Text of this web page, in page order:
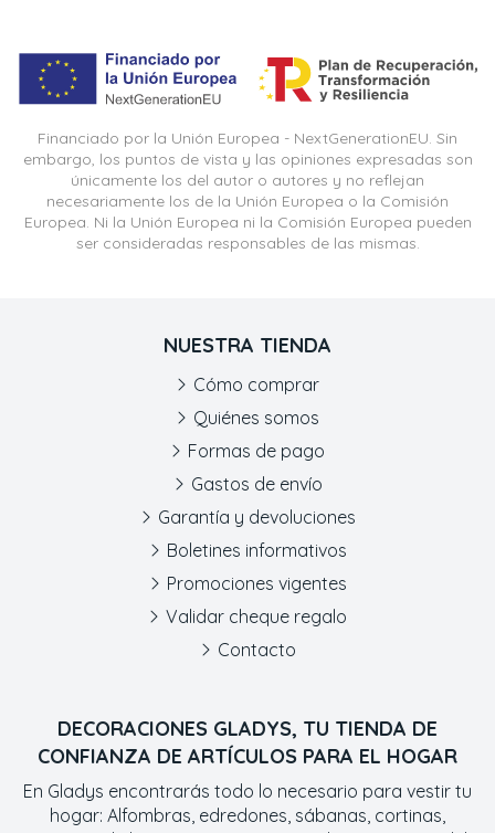
Financiado por la Unión Europea - NextGenerationEU. Sin
embargo, los puntos de vista y las opiniones expresadas son
únicamente los del autor o autores y no reflejan
necesariamente los de la Unión Europea o la Comisión
Europea. Ni la Unión Europea ni la Comisión Europea pueden
ser consideradas responsables de las mismas.
DECORACIONES GLADYS, TU TIENDA DE
CONFIANZA DE ARTÍCULOS PARA EL HOGAR
En Gladys encontrarás todo lo necesario para vestir tu
hogar: Alfombras, edredones, sábanas, cortinas,
NUESTRA TIENDA
Cómo comprar
Quiénes somos
Formas de pago
Gastos de envío
Garantía y devoluciones
Boletines informativos
Promociones vigentes
Validar cheque regalo
Contacto